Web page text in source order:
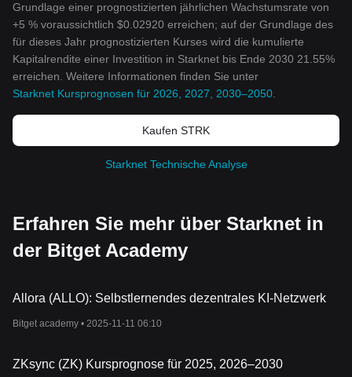
Grundlage einer prognostizierten jährlichen Wachstumsrate von
+5 % voraussichtlich $0.02920 erreichen; auf der Grundlage des
für dieses Jahr prognostizierten Kurses wird die kumulierte
Kapitalrendite einer Investition in Starknet bis Ende 2030 21.55%
erreichen. Weitere Informationen finden Sie unter
Starknet Kursprognosen für 2026, 2027, 2030–2050
Kaufen STRK
Starknet Technische Analyse
Erfahren Sie mehr über Starknet in
der Bitget Academy
Allora (ALLO): Selbstlernendes dezentrales KI-Netzwerk
Bitget academy • 2025-11-11 06:10
ZKsync (ZK) Kursprognose für 2025, 2026–2030